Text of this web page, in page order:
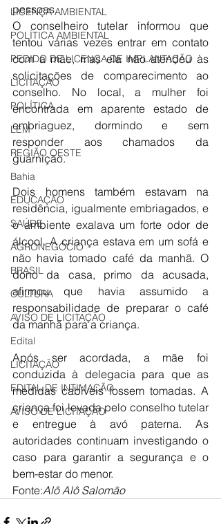
LICENÇA AMBIENTAL
POLÍTICA AMBIENTAL
PEDIDO DE LICENÇA DE IMPLANTAÇÃO
LICITAÇÃO
POLÍTICA
LEM
REGIÃO OESTE
Bahia
EDUCAÇÃO
SAÚDE
AGRONEGÓCIO
BRASIL
CULTURA
AVISO DE LICITAÇÃO
Edital
LICITAÇÃO
EDITAL DE INTIMAÇÃO
AVISO DE LICITAÇÃO
pessoas.
O conselheiro tutelar informou que
tentou várias vezes entrar em contato
com a mãe, mas ela não atendeu às
solicitações de comparecimento ao
conselho. No local, a mulher foi
encontrada em aparente estado de
embriaguez, dormindo e sem
responder aos chamados da
guarnição.
Dois homens também estavam na
residência, igualmente embriagados, e
o ambiente exalava um forte odor de
álcool. A criança estava em um sofá e
não havia tomado café da manhã. O
dono da casa, primo da acusada,
afirmou que havia assumido a
responsabilidade de preparar o café
da manhã para a criança.
Após ser acordada, a mãe foi
conduzida à delegacia para que as
medidas cabíveis fossem tomadas. A
criança foi levada pelo conselho tutelar
e entregue à avó paterna. As
autoridades continuam investigando o
caso para garantir a segurança e o
bem-estar do menor.
Fonte:Alô Alô Salomão